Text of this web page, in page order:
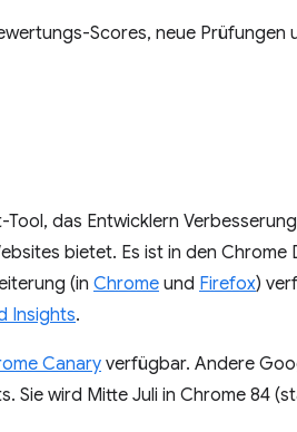
Scores, neue Prüfungen
das Entwicklern
bietet. Es ist in den Chrome
(in Chrome und Firefox)
Insights.
Canaryverfügbar. Andere
Sie wird Mitte Juli in Chrome 84